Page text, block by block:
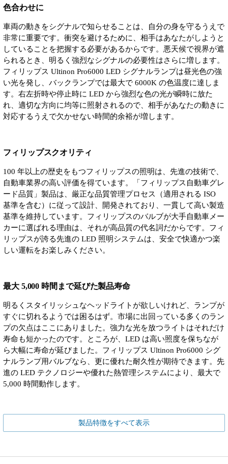
色合わせに
車両の動きをシグナルで知らせることは、自分の身を守るうえで
非常に重要です。衝突を避けるために、相手はあなたがしようと
していることを把握する必要があるからです。悪天候で視界が遮
られるとき、明るく強烈なシグナルの必要性はさらに増します。
フィリップス Ultinon Pro6000 LED シグナルランプは昼光色の強
い光を発し、バックランプでは最大で 6000K の色温度に達しま
す。右左折時や停止時に LED から強烈な色の光が瞬時に放た
れ、適切な方向に均等に照射されるので、相手があなたの動きに
対応するうえで欠かせない時間的余裕が増します。
フィリップスクオリティ
100 年以上の歴史をもつフィリップスの照明は、先進の技術で、
自動車業界の高い評価を得ています。「フィリップス自動車グレ
ード品質」製品は、厳正な品質管理プロセス（適用される ISO
基準を含む）に従って設計、開発されており、一貫して高い製造
基準を維持しています。フィリップスのバルブが大手自動車メー
カーに選ばれる理由は、それが高品質の代名詞だからです。フィ
リップスが誇る先進の LED 照明システムは、安全で快適かつ楽
しい運転をお楽しみください。
最大 5,000 時間まで延びた製品寿命
明るくスタイリッシュなヘッドライトが欲しいけれど、ランプが
すぐに切れるようでは困るはず。市場に出回っている多くのラン
プの欠点はここにありました。強力な光を放つライトはそれだけ
寿命も短かったのです。ところが、LED は高い照度を保ちなが
ら大幅に寿命が延びました。フィリップス Ultinon Pro6000 シグ
ナルランプ用バルブなら、更に優れた耐久性が期待できます。先
進の LED テクノロジーや優れた熱管理システムにより、最大で
5,000 時間動作します。
製品特徴をすべて表示